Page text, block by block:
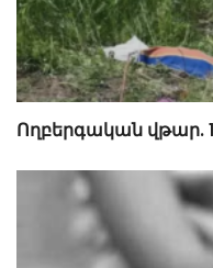
Ողբերգական վթար.